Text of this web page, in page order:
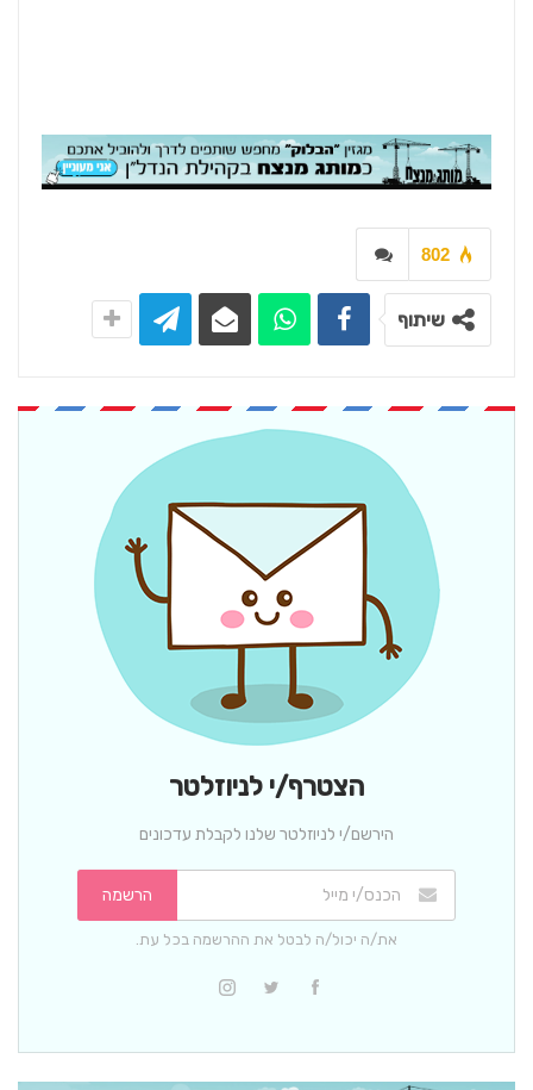
802
שיתוף
הצטרף/י לניוזלטר
הירשם/י לניוזלטר שלנו לקבלת עדכונים
הרשמה
את/ה יכול/ה לבטל את ההרשמה בכל עת.